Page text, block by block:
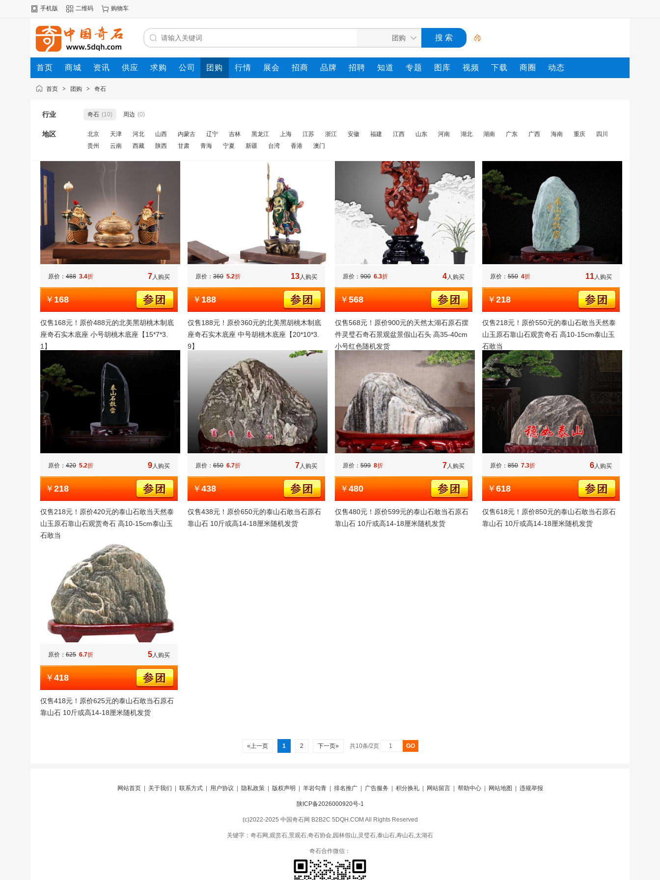
手机版 二维码 购物车
首页 商城 资讯 供应 求购 公司 团购 行情 展会 招商 品牌 招聘 知道 专题 图库 视频 下载 商圈 动态
首页 > 团购 > 奇石
行业 奇石 (10) 周边 (0)
地区 北京 天津 河北 山西 内蒙古 辽宁 吉林 黑龙江 上海 江苏 浙江 安徽 福建 江西 山东 河南 湖北 湖南 广东 广西 海南 重庆
四川
贵州
云南 西藏 陕西 甘肃 青海 宁夏 新疆 台湾 香港 澳门
7人购买
原价： 488 3.4折
￥168
仅售168元！原价488元的北美黑胡桃木制底
座奇石实木底座 小号胡桃木底座【15*7*3.
1】
13人购买
原价： 360 5.2折
￥188
仅售188元！原价360元的北美黑胡桃木制底
座奇石实木底座 中号胡桃木底座【20*10*3.
9】
4人购买
原价： 900 6.3折
￥568
仅售568元！原价900元的天然太湖石原石摆
件灵璧石奇石景观盆景假山石头 高35-40cm
小号红色随机发货
11人购买
原价： 550 4折
￥218
仅售218元！原价550元的泰山石敢当天然泰
山玉原石靠山石观赏奇石 高10-15cm泰山玉
石敢当
9人购买
原价： 420 5.2折
￥218
仅售218元！原价420元的泰山石敢当天然泰
山玉原石靠山石观赏奇石 高10-15cm泰山玉
石敢当
7人购买
原价： 650 6.7折
￥438
仅售438元！原价650元的泰山石敢当石原石
靠山石 10斤或高14-18厘米随机发货
7人购买
原价： 599 8折
￥480
仅售480元！原价599元的泰山石敢当石原石
靠山石 10斤或高14-18厘米随机发货
6人购买
原价： 850 7.3折
￥618
仅售618元！原价850元的泰山石敢当石原石
靠山石 10斤或高14-18厘米随机发货
5人购买
原价： 625 6.7折
￥418
仅售418元！原价625元的泰山石敢当石原石
靠山石 10斤或高14-18厘米随机发货
«上一页 1 2 下一页» 共10条/2页
网站首页| 关于我们 联系方式| 用户协议 隐私政策| 版权声明 羊岩勾青| 排名推广| 广告服务 积分换礼| 网站留言| 帮助中心| 网站地图 违规举报
陕ICP备2026000920号-1
(c)2022-2025 中国奇石网 B2B2C 5DQH.COM All Rights Reserved
关键字：奇石网,观赏石,景观石,奇石协会,园林假山,灵璧石,泰山石,寿山石,太湖石
奇石合作微信：